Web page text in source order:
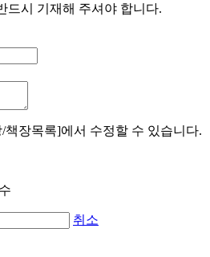
드시 기재해 주셔야 합니다.
책장목록]에서 수정할 수 있습니다.
취소